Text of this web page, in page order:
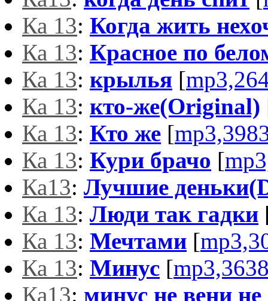
Ка 13: Когда жить
Ка 13: Красное по
Ка 13: крылья [
Ка 13: кто-же(Original)
Ка 13: Кто же [
Ка 13: Кури брачо [
Ка13: Лучшие
Ка 13: Люди так гадки
Ка 13: Мечтами [
Ка 13: Минус [
Ка13: минус не вени не